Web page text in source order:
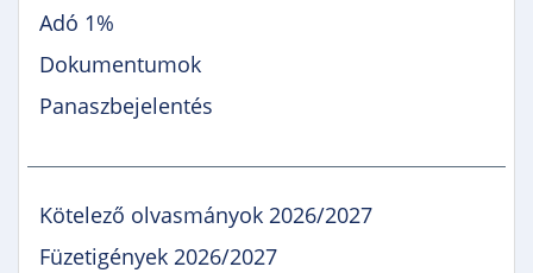
Adó 1%
Dokumentumok
Panaszbejelentés
Kötelező olvasmányok 2026/2027
Füzetigények 2026/2027